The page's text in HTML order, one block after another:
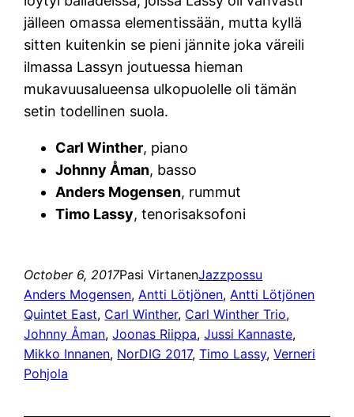
jälleen omassa elementissään, mutta kyllä
sitten kuitenkin se pieni jännite joka väreili
ilmassa Lassyn joutuessa hieman
mukavuusalueensa ulkopuolelle oli tämän
setin todellinen suola.
Carl Winther, piano
Johnny Åman, basso
Anders Mogensen, rummut
Timo Lassy, tenorisaksofoni
October 6, 2017Pasi VirtanenJazzpossu
Anders Mogensen, Antti Lötjönen, Antti Lötjönen
Quintet East, Carl Winther, Carl Winther Trio
Johnny Åman, Joonas Riippa, Jussi Kannaste
Mikko Innanen, NorDIG 2017, Timo Lassy, Verneri
Pohjola